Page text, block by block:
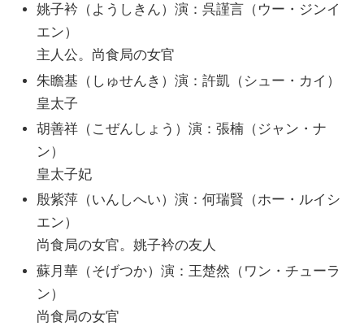
姚子衿（ようしきん）演：呉謹言（ウー・ジンイ
エン）
主人公。尚食局の女官
朱瞻基（しゅせんき）演：許凱（シュー・カイ）
皇太子
胡善祥（こぜんしょう）演：張楠（ジャン・ナ
ン）
皇太子妃
殷紫萍（いんしへい）演：何瑞賢（ホー・ルイシ
エン）
尚食局の女官。姚子衿の友人
蘇月華（そげつか）演：王楚然（ワン・チューラ
ン）
尚食局の女官